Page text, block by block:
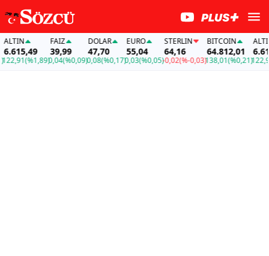
(%1,89)
FAİZ
39,99
0,04(%0,09)
DOLAR
47,70
0,08(%0,17)
EURO
55,04
0,03(%0,05)
STERLIN
64,16
-0,02(%-0,03)
BITCOIN
64.812,01
138,01(%0,21)
ALTIN
122,91